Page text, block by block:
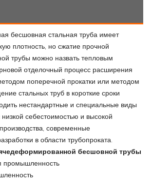
бесшовная стальная труба имеет
плотность, но сжатие прочной
трубы можно назвать тепловым
отделочный процесс расширения
поперечной прокатки или методом
стальных труб в короткие сроки
нестандартные и специальные виды
себестоимостью и высокой
современные
в области трубопроката.
бесшовной трубы
промышленность